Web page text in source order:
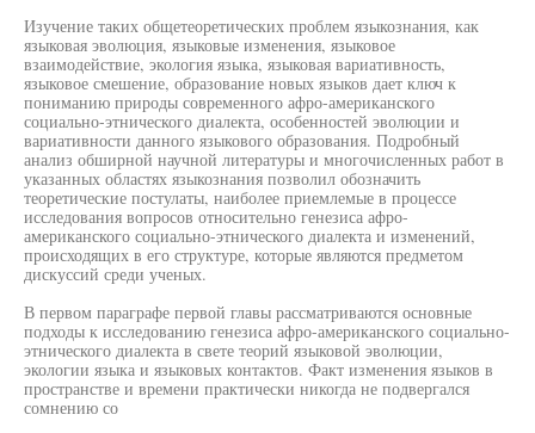
Изучение таких общетеоретических проблем языкознания, как
языковая эволюция, языковые изменения, языковое
взаимодействие, экология языка, языковая вариативность,
языковое смешение, образование новых языков дает ключ к
пониманию природы современного афро-американского
социально-этнического диалекта, особенностей эволюции и
вариативности данного языкового образования. Подробный
анализ обширной научной литературы и многочисленных работ в
указанных областях языкознания позволил обозначить
теоретические постулаты, наиболее приемлемые в процессе
исследования вопросов относительно генезиса афро-
американского социально-этнического диалекта и изменений,
происходящих в его структуре, которые являются предметом
дискуссий среди ученых.
В первом параграфе первой главы рассматриваются основные
подходы к исследованию генезиса афро-американского социально-
этнического диалекта в свете теорий языковой эволюции,
экологии языка и языковых контактов. Факт изменения языков в
пространстве и времени практически никогда не подвергался
сомнению со